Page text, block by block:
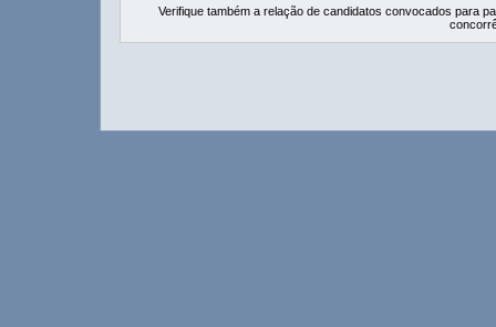
Verifique também a relação de candidatos convocados para